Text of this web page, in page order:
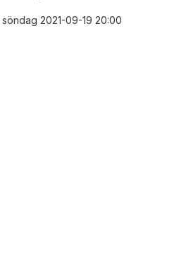
söndag 2021-09-19 20:00